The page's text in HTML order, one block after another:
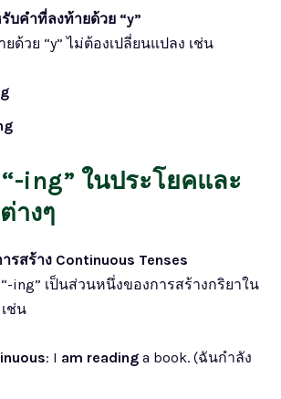
บคำที่ลงท้ายด้วย “y”
ด้วย “y” ไม่ต้องเปลี่ยนแปลง เช่น
“-ing” ในประโยคและ
างๆ
รสร้าง Continuous Tenses
ing” เป็นส่วนหนึ่งของการสร้างกริยาใน
ช่น
: I am reading a book. (ฉันกำลัง